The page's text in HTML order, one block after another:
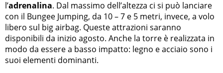
l’adrenalina. Dal massimo dell’altezza ci si può lanciare
con il Bungee Jumping, da 10 – 7 e 5 metri, invece, a volo
libero sul big airbag. Queste attrazioni saranno
disponibili da inizio agosto. Anche la torre è realizzata in
modo da essere a basso impatto: legno e acciaio sono i
suoi elementi dominanti.